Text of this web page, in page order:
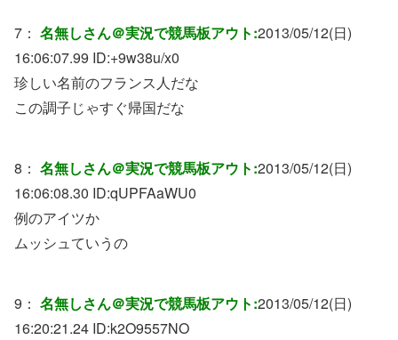
7： 名無しさん＠実況で競馬板アウト:2013/05/12(日)
16:06:07.99 ID:+9w38u/x0
珍しい名前のフランス人だな
この調子じゃすぐ帰国だな
8： 名無しさん＠実況で競馬板アウト:2013/05/12(日)
16:06:08.30 ID:qUPFAaWU0
例のアイツか
ムッシュていうの
9： 名無しさん＠実況で競馬板アウト:2013/05/12(日)
16:20:21.24 ID:k2O9557NO